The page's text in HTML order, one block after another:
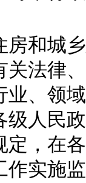
房和城
关法律
业、领
级人民
定，在
作实施